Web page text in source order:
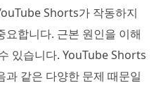
Shorts가 작동하지
요합니다. 근본 원인을 이해
있습니다. YouTube Shorts
과 같은 다양한 문제 때문일